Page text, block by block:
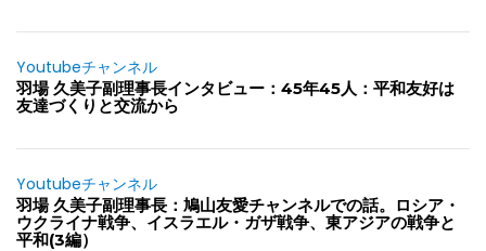
Youtubeチャンネル
羽場 久美子副理事長インタビュー：45年45人：平和友好は
友達づくりと交流から
Youtubeチャンネル
羽場 久美子副理事長：鳩山友愛チャンネルでの話。ロシア・
ウクライナ戦争、イスラエル・ガザ戦争、東アジアの戦争と
平和(3編）